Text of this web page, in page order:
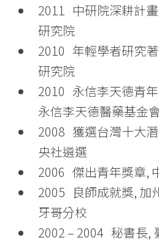
2011 中研院深耕計
研究院
2010 年輕學者研究
研究院
2010 永信李天德青
永信李天德醫藥基金
2008 獲選台灣十大
央社遴選
2006 傑出青年獎章,
2005 良師成就獎, 加
牙哥分校
2002 – 2004 秘書長,